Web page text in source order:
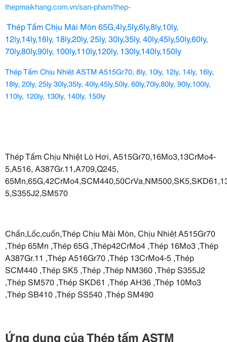
thepmaikhang.com.vn/san-pham/thep-
Thép Tấm Chịu Mài Mòn 65G,4ly,5ly,6ly,8ly,10ly,
12ly,14ly,16ly, 18ly,20ly, 25ly, 30ly,35ly, 40ly,45ly,50ly,60ly,
70ly,80ly,90ly, 100ly,110ly,120ly, 130ly,140ly,150ly
Thép Tấm Chịu Nhiệt ASTM A515Gr70, 8ly, 10ly, 12ly, 14ly, 16ly,
18ly, 20ly, 25ly 30ly,35ly, 40ly,45ly,50ly, 60ly,70ly,80ly, 90ly,100ly,
110ly, 120ly, 130ly, 140ly, 150ly
Thép Tấm Chịu Nhiệt Lò Hơi, A515Gr70,16Mo3,13CrMo4-
5,A516, A387Gr.11,A709,Q245,
5,S355J2,SM570
Chấn,Lốc,cuốn,Thép Chịu Mài Mòn, Chịu Nhiệt A515Gr70
,Thép 65Mn ,Thép 65G ,Thép42CrMo4 ,Thép 16Mo3 ,Thép
A387Gr.11 ,Thép A516Gr70 ,Thép 13CrMo4-5 ,Thép
SCM440 ,Thép SK5 ,Thép ,Thép NM360 ,Thép S355J2
,Thép SM570 ,Thép SKD61 ,Thép AH36 ,Thép 10Mo3
,Thép SB410 ,Thép SS540 ,Thép SM490
Ứng dụng của Thép tấm ASTM